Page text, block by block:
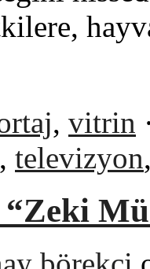
, vitrin
, televizyon
“Zeki